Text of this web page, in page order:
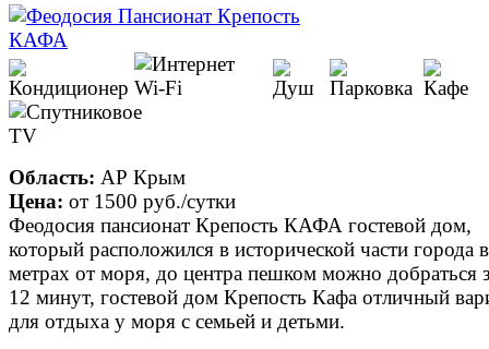
Область: АР Крым
Цена: от 1500 руб./сутки
Феодосия пансионат Крепость КАФА гостевой дом,
который расположился в исторической части города
метрах от моря, до центра пешком можно добраться
12 минут, гостевой дом Крепость Кафа отличный
для отдыха у моря с семьей и детьми.